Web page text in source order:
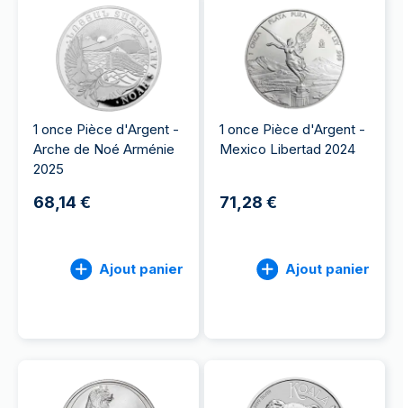
1 once Pièce d'Argent -
Arche de Noé Arménie
2025
68,14 €
Ajout panier
1 once Pièce d'Argent -
Mexico Libertad 2024
71,28 €
Ajout panier